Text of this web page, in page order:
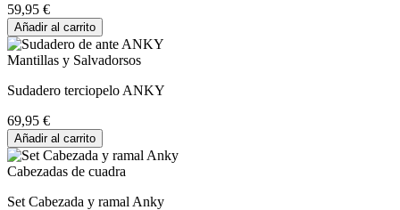
59,95 €
Añadir al carrito
Mantillas y Salvadorsos
Sudadero terciopelo ANKY
69,95 €
Añadir al carrito
Cabezadas de cuadra
Set Cabezada y ramal Anky